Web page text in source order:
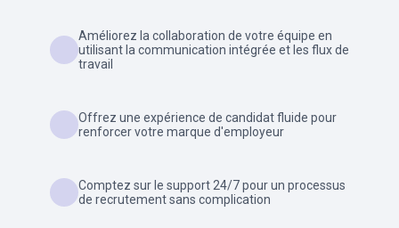
Améliorez la collaboration de votre équipe en
utilisant la communication intégrée et les flux de
travail
Offrez une expérience de candidat fluide pour
renforcer votre marque d'employeur
Comptez sur le support 24/7 pour un processus
de recrutement sans complication